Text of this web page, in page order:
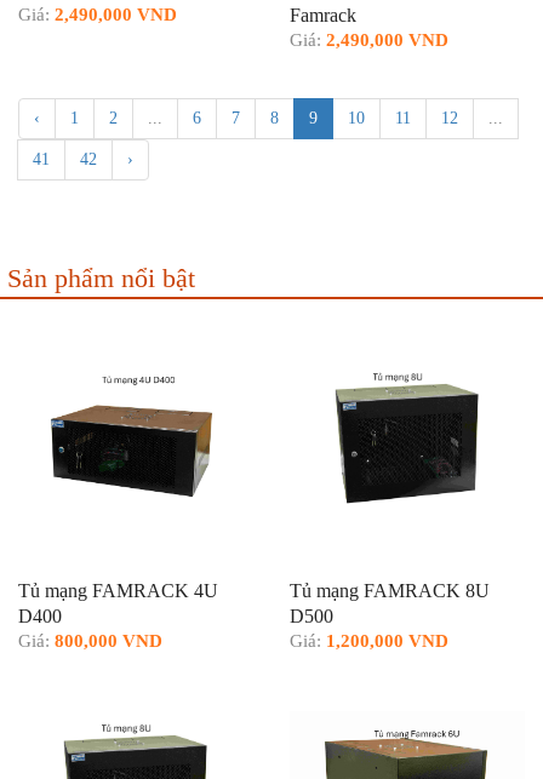
Giá: 2,490,000 VND
Famrack
Giá: 2,490,000 VND
‹ 1 2 ... 6 7 8 9 10 11 12 ...
41 42 ›
Sản phẩm nổi bật
Tủ mạng FAMRACK 4U
D400
Giá: 800,000 VND
Tủ mạng FAMRACK 8U
D500
Giá: 1,200,000 VND